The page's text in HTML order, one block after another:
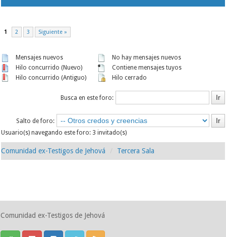
1 2 3 Siguiente »
Mensajes nuevos
Hilo concurrido (Nuevo)
Hilo concurrido (Antiguo)
No hay mensajes nuevos
Contiene mensajes tuyos
Hilo cerrado
Busca en este foro:
Salto de foro:
Usuario(s) navegando este foro: 3 invitado(s)
Comunidad ex-Testigos de Jehová Tercera Sala
Comunidad ex-Testigos de Jehová